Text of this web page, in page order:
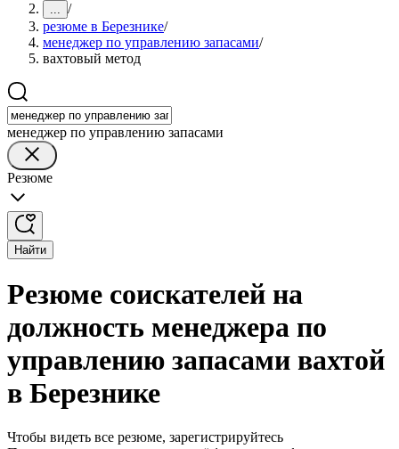
... /
резюме в Березнике/
менеджер по управлению запасами/
вахтовый метод
менеджер по управлению запасами
Резюме
Найти
Резюме соискателей на
должность менеджера по
управлению запасами вахтой
в Березнике
Чтобы видеть все резюме, зарегистрируйтесь